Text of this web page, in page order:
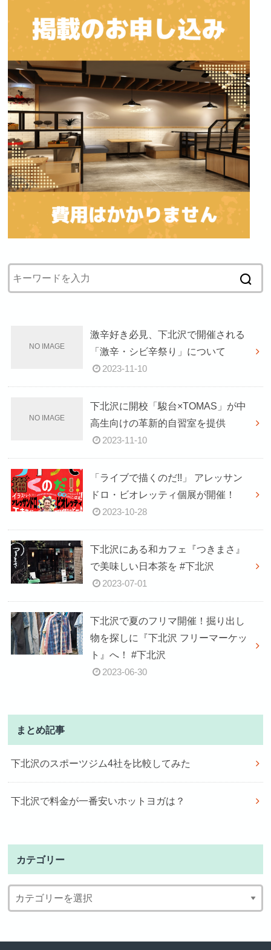
激辛好き必見、下北沢で開催される
「激辛・シビ辛祭り」について
2023-11-10
下北沢に開校「駿台×TOMAS」が中
高生向けの革新的自習室を提供
2023-11-10
「ライブで描くのだ!!」 アレッサン
ドロ・ビオレッティ個展が開催！
2023-10-28
下北沢にある和カフェ『つきまさ』
で美味しい日本茶を #下北沢
2023-07-01
下北沢で夏のフリマ開催！掘り出し
物を探しに『下北沢 フリーマーケッ
ト』へ！ #下北沢
2023-06-30
まとめ記事
下北沢のスポーツジム4社を比較してみた
下北沢で料金が一番安いホットヨガは？
カテゴリー